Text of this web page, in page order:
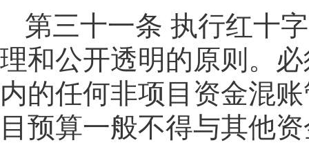
第三十一条 执行红十
理和公开透明的原则。
内的任何非项目资金混
目预算一般不得与其他